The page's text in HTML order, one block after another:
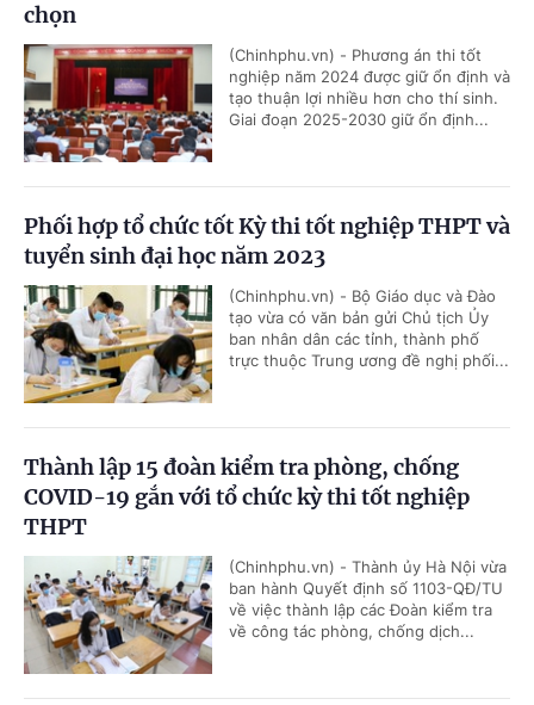
chọn
(Chinhphu.vn) - Phương án thi tốt
nghiệp năm 2024 được giữ ổn định và
tạo thuận lợi nhiều hơn cho thí sinh.
Giai đoạn 2025-2030 giữ ổn định...
Phối hợp tổ chức tốt Kỳ thi tốt nghiệp THPT và
tuyển sinh đại học năm 2023
(Chinhphu.vn) - Bộ Giáo dục và Đào
tạo vừa có văn bản gửi Chủ tịch Ủy
ban nhân dân các tỉnh, thành phố
trực thuộc Trung ương đề nghị phối...
Thành lập 15 đoàn kiểm tra phòng, chống
COVID-19 gắn với tổ chức kỳ thi tốt nghiệp
THPT
(Chinhphu.vn) - Thành ủy Hà Nội vừa
ban hành Quyết định số 1103-QĐ/TU
về việc thành lập các Đoàn kiểm tra
về công tác phòng, chống dịch...